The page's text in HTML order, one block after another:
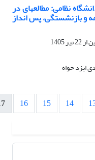
نظامی: مطالعهای در
و بازنشستگی، پس انداز
از22 تیر 1405
ایزد خواه
14
15
16